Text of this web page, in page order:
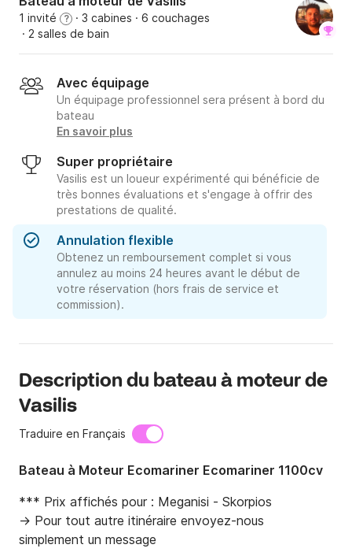
1 invité ? · 3 cabines · 6 couchages
· 2 salles de bain
Avec équipage
Un équipage professionnel sera présent à bord du
bateau
En savoir plus
Super propriétaire
Vasilis est un loueur expérimenté qui bénéficie de
très bonnes évaluations et s'engage à offrir des
prestations de qualité.
Annulation flexible
Obtenez un remboursement complet si vous
annulez au moins 24 heures avant le début de
votre réservation (hors frais de service et
commission).
Description du bateau à moteur de
Vasilis
Traduire en Français
Bateau à Moteur Ecomariner Ecomariner 1100cv
*** Prix affichés pour : Meganisi - Skorpios
-> Pour tout autre itinéraire envoyez-nous
simplement un message